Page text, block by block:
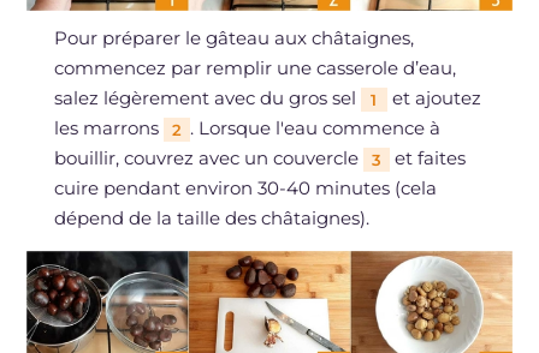
Pour préparer le gâteau aux châtaignes,
commencez par remplir une casserole d’eau,
salez légèrement avec du gros sel
1
et ajoutez
les marrons
2 . Lorsque l'eau commence à
bouillir, couvrez avec un couvercle
3
et faites
cuire pendant environ 30-40 minutes (cela
dépend de la taille des châtaignes).